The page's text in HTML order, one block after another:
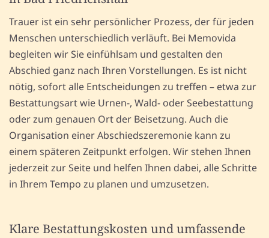
Trauer ist ein sehr persönlicher Prozess, der für jeden
Menschen unterschiedlich verläuft. Bei Memovida
begleiten wir Sie einfühlsam und gestalten den
Abschied ganz nach Ihren Vorstellungen. Es ist nicht
nötig, sofort alle Entscheidungen zu treffen – etwa zur
Bestattungsart wie Urnen-, Wald- oder Seebestattung
oder zum genauen Ort der Beisetzung. Auch die
Organisation einer Abschiedszeremonie kann zu
einem späteren Zeitpunkt erfolgen. Wir stehen Ihnen
jederzeit zur Seite und helfen Ihnen dabei, alle Schritte
in Ihrem Tempo zu planen und umzusetzen.
Klare Bestattungskosten und umfassende